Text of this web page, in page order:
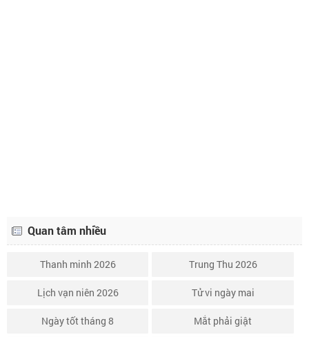
Quan tâm nhiều
Thanh minh 2026 Trung Thu 2026
Lịch vạn niên 2026 Tử vi ngày mai
Ngày tốt tháng 8 Mắt phải giật